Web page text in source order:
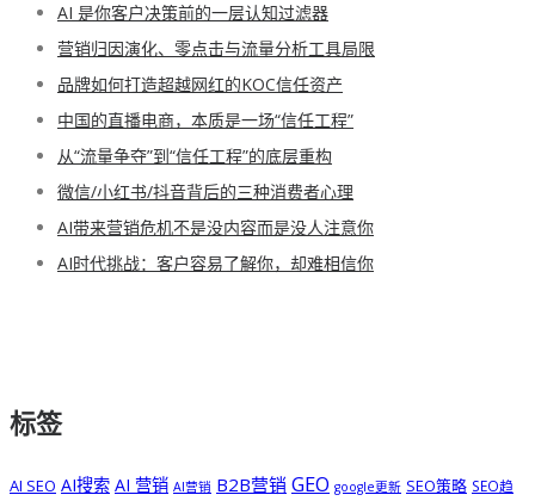
AI 是你客户决策前的一层认知过滤器
营销归因演化、零点击与流量分析工具局限
品牌如何打造超越网红的KOC信任资产
中国的直播电商，本质是一场“信任工程”
从“流量争夺”到“信任工程”的底层重构
微信/小红书/抖音背后的三种消费者心理
AI带来营销危机不是没内容而是没人注意你
AI时代挑战：客户容易了解你，却难相信你
标签
AI SEO AI搜索 AI 营销 AI营销 B2B营销 GEO google更新 SEO策略 SEO趋